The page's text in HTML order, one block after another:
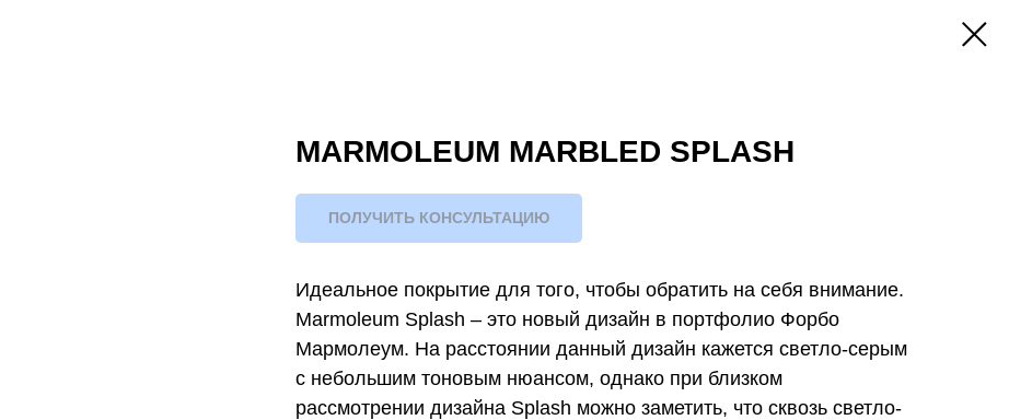
MARMOLEUM MARBLED SPLASH
ПОЛУЧИТЬ КОНСУЛЬТАЦИЮ
Идеальное покрытие для того, чтобы обратить на себя внимание.
Marmoleum Splash – это новый дизайн в портфолио Форбо
Мармолеум. На расстоянии данный дизайн кажется светло-серым
с небольшим тоновым нюансом, однако при близком
рассмотрении дизайна Splash можно заметить, что сквозь светло-